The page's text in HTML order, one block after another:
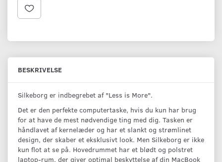
BESKRIVELSE
Silkeborg er indbegrebet af "Less is More".
Det er den perfekte computertaske, hvis du kun har brug
for at have de mest nødvendige ting med dig. Tasken er
håndlavet af kernelæder og har et slankt og strømlinet
design, der skaber et eksklusivt look. Men Silkeborg er ikke
kun flot at se på. Hovedrummet har et blødt og polstret
laptop-rum, der giver optimal beskyttelse af din MacBook